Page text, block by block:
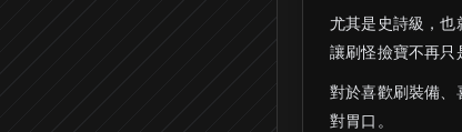
尤其是史詩級，
讓刷怪撿寶不再只
對於喜歡刷裝備
對胃口。